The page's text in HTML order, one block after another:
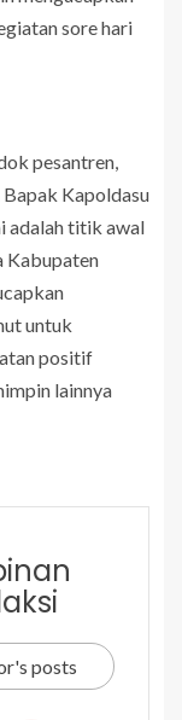
sore hari
pesantren,
Kapoldasu
adalah titik awal
Kabupaten
untuk
positif
lainnya
posts